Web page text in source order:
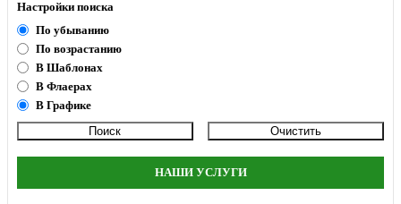
Настройки поиска
По убыванию
По возрастанию
В Шаблонах
В Флаерах
В Графике
НАШИ УСЛУГИ